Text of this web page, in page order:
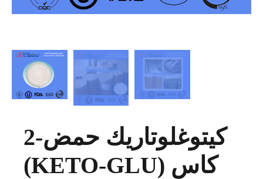
2-كيتوغلوتاريك حمض
(KETO-GLU) كاس